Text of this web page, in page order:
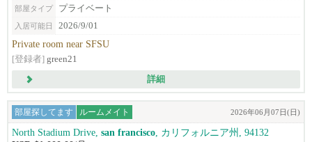
部屋タイプ プライベート
入居可能日 2026/9/01
Private room near SFSU
[登録者] green21
詳細
部屋探してます ルームメイト 2026年06月07日(日)
North Stadium Drive, san francisco , カリフォルニア州, 94132